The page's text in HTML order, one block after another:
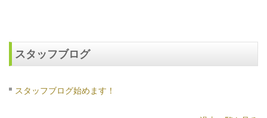
スタッフブログ
スタッフブログ始めます！